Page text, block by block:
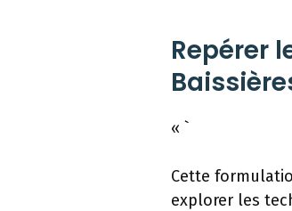
Repérer
« `
Cette
explorer les